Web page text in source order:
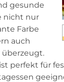
gesunde
nicht nur
Farbe
auch
perfekt für